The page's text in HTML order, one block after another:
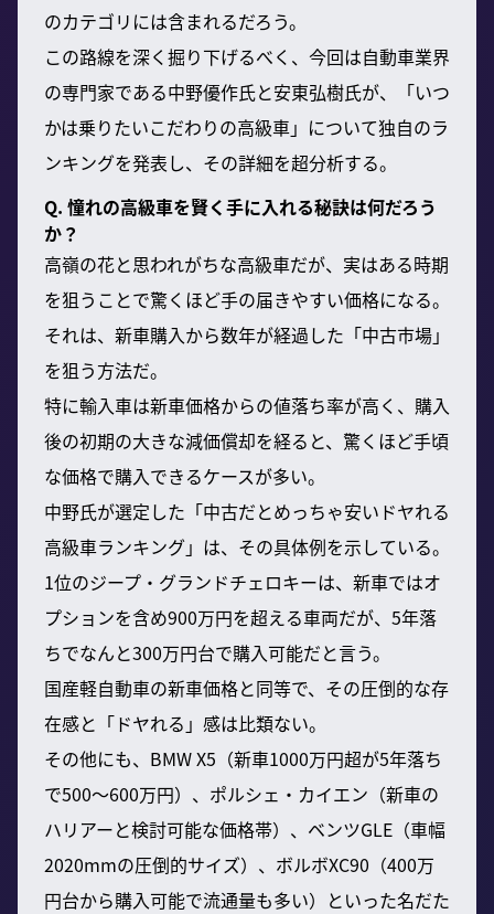
のカテゴリには含まれるだろう。
この路線を深く掘り下げるべく、今回は自動車業界
の専門家である中野優作氏と安東弘樹氏が、「いつ
かは乗りたいこだわりの高級車」について独自のラ
ンキングを発表し、その詳細を超分析する。
Q. 憧れの高級車を賢く手に入れる秘訣は何だろう
か？
高嶺の花と思われがちな高級車だが、実はある時期
を狙うことで驚くほど手の届きやすい価格になる。
それは、新車購入から数年が経過した「中古市場」
を狙う方法だ。
特に輸入車は新車価格からの値落ち率が高く、購入
後の初期の大きな減価償却を経ると、驚くほど手頃
な価格で購入できるケースが多い。
中野氏が選定した「中古だとめっちゃ安いドヤれる
高級車ランキング」は、その具体例を示している。
1位のジープ・グランドチェロキーは、新車ではオ
プションを含め900万円を超える車両だが、5年落
ちでなんと300万円台で購入可能だと言う。
国産軽自動車の新車価格と同等で、その圧倒的な存
在感と「ドヤれる」感は比類ない。
その他にも、BMW X5（新車1000万円超が5年落ち
で500〜600万円）、ポルシェ・カイエン（新車の
ハリアーと検討可能な価格帯）、ベンツGLE（車幅
2020mmの圧倒的サイズ）、ボルボXC90（400万
円台から購入可能で流通量も多い）といった名だた